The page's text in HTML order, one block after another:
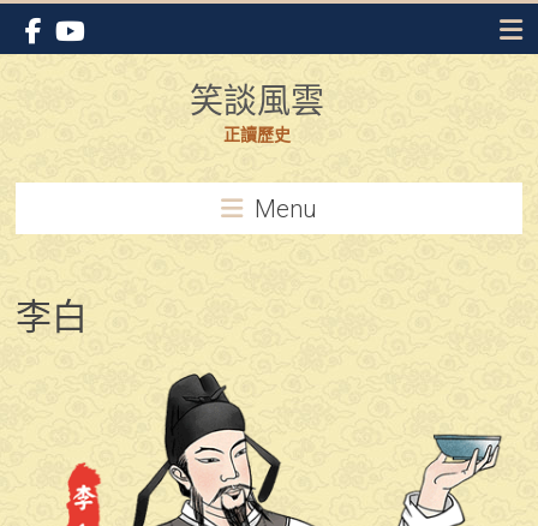
Skip
content
笑談風雲
正讀歷史
Menu
李白